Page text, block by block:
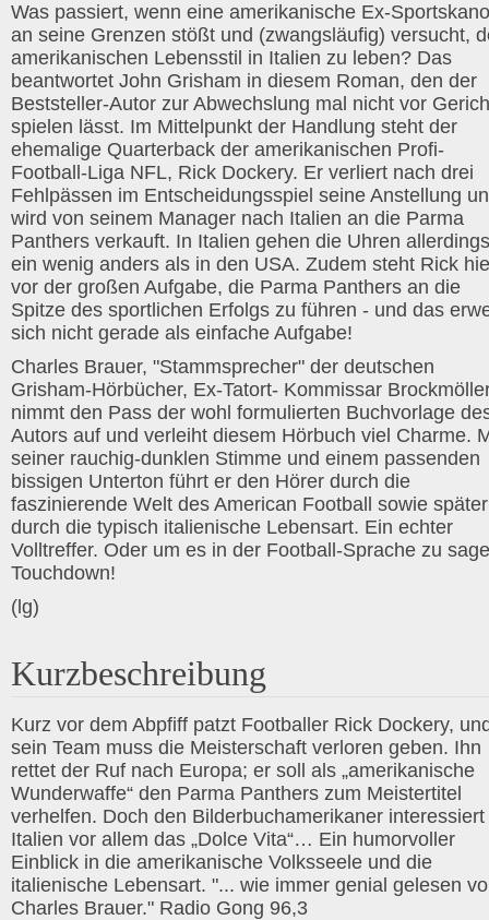
Was passiert, wenn eine amerikanische Ex-
an seine Grenzen stößt und (zwangsläufig) versucht,
amerikanischen Lebensstil in Italien zu leben? Das
beantwortet John Grisham in diesem Roman, den der
Beststeller-Autor zur Abwechslung mal nicht vor
spielen lässt. Im Mittelpunkt der Handlung steht der
ehemalige Quarterback der amerikanischen Profi-
Football-Liga NFL, Rick Dockery. Er verliert nach drei
Fehlpässen im Entscheidungsspiel seine Anstellung
wird von seinem Manager nach Italien an die Parma
Panthers verkauft. In Italien gehen die Uhren allerdings
ein wenig anders als in den USA. Zudem steht Rick
vor der großen Aufgabe, die Parma Panthers an die
Spitze des sportlichen Erfolgs zu führen - und das
sich nicht gerade als einfache Aufgabe!
Charles Brauer, "Stammsprecher" der deutschen
Grisham-Hörbücher, Ex-Tatort- Kommissar
nimmt den Pass der wohl formulierten Buchvorlage
Autors auf und verleiht diesem Hörbuch viel Charme.
seiner rauchig-dunklen Stimme und einem passenden
bissigen Unterton führt er den Hörer durch die
faszinierende Welt des American Football sowie später
durch die typisch italienische Lebensart. Ein echter
Volltreffer. Oder um es in der Football-Sprache zu
Touchdown!
(lg)
Kurzbeschreibung
Kurz vor dem Abpfiff patzt Footballer Rick Dockery,
sein Team muss die Meisterschaft verloren geben. Ihn
rettet der Ruf nach Europa; er soll als „amerikanische
Wunderwaffe“ den Parma Panthers zum Meistertitel
verhelfen. Doch den Bilderbuchamerikaner interessiert
Italien vor allem das „Dolce Vita“… Ein humorvoller
Einblick in die amerikanische Volksseele und die
italienische Lebensart. "... wie immer genial gelesen
Charles Brauer." Radio Gong 96,3